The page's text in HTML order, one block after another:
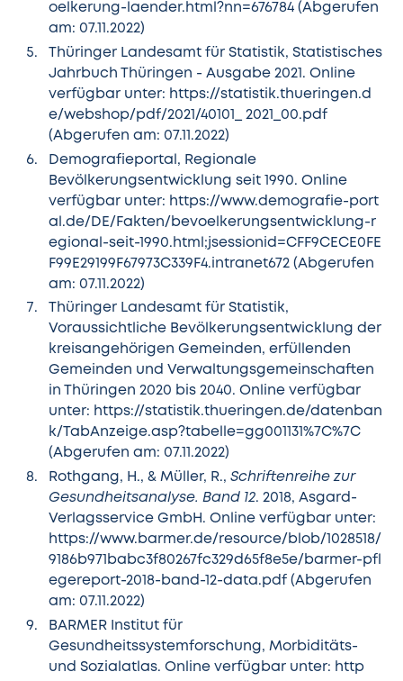
oelkerung-laender.html?nn=676784(Abgerufen
am: 07.11.2022)
Thüringer Landesamt für Statistik, Statistisches
Jahrbuch Thüringen - Ausgabe 2021. Online
verfügbar unter: https://statistik.thueringen.d
e/webshop/pdf/2021/40101_ 2021_00.pdf
(Abgerufen am: 07.11.2022)
Demografieportal, Regionale
Bevölkerungsentwicklung seit 1990. Online
verfügbar unter: https://www.demografie-port
al.de/DE/Fakten/bevoelkerungsentwicklung-r
egional-seit-1990.html;jsessionid=CFF9CECE0FE
F99E29199F67973C339F4.intranet672(Abgerufen
am: 07.11.2022)
Thüringer Landesamt für Statistik,
Voraussichtliche Bevölkerungsentwicklung der
kreisangehörigen Gemeinden, erfüllenden
Gemeinden und Verwaltungsgemeinschaften
in Thüringen 2020 bis 2040. Online verfügbar
unter: https://statistik.thueringen.de/datenban
k/TabAnzeige.asp?tabelle=gg001131%7C%7C
(Abgerufen am: 07.11.2022)
Rothgang, H., & Müller, R., Schriftenreihe zur
Gesundheitsanalyse. Band 12. 2018, Asgard-
Verlagsservice GmbH. Online verfügbar unter:
https://www.barmer.de/resource/blob/1028518/
9186b971babc3f80267fc329d65f8e5e/barmer-pfl
egereport-2018-band-12-data.pdf(Abgerufen
am: 07.11.2022)
BARMER Institut für
Gesundheitssystemforschung, Morbiditäts-
und Sozialatlas. Online verfügbar unter: http